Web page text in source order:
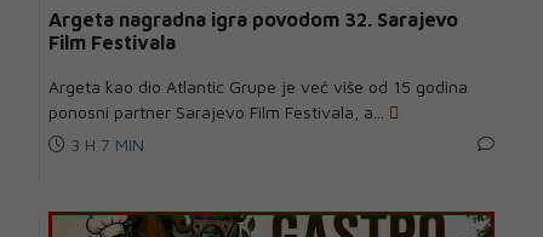
Argeta nagradna igra povodom 32. Sarajevo
Film Festivala
Argeta kao dio Atlantic Grupe je već više od 15 godina
ponosni partner Sarajevo Film Festivala, a...
3 H 7 MIN